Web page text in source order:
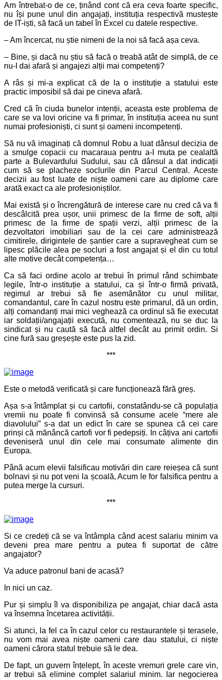
Am întrebat-o de ce, ținând cont că era ceva foarte specific,
nu își pune unul din angajați, instituția respectivă mustește
de IT-iști, să facă un tabel în Excel cu datele respective.
– Am încercat, nu știe nimeni de la noi să facă așa ceva.
– Bine, și dacă nu știu să facă o treabă atât de simplă, de ce
nu-I dai afară și angajezi alții mai competenți?
A râs și mi-a explicat că de la o instituție a statului este
practic imposibil să dai pe cineva afară.
Cred că în ciuda bunelor intenții, aceasta este problema de
care se va lovi oricine va fi primar, în instituția aceea nu sunt
numai profesioniști, ci sunt și oameni incompetenți.
Să nu vă imaginați că domnul Robu a luat dânsul decizia de
a smulge copacii cu macaraua pentru a-I muta pe cealaltă
parte a Bulevardului Sudului, sau că dânsul a dat indicații
cum să se placheze soclurile din Parcul Central. Aceste
decizii au fost luate de niște oameni care au diplome care
arată exact ca ale profesioniștilor.
Mai există și o încrengătură de interese care nu cred că va fi
descâlcită prea ușor, unii primesc de la firme de soft, alții
primesc de la firme de spații verzi, alții primesc de la
dezvoltatori imobiliari sau de la cei care administrează
cimitirele, dirigintele de șantier care a supravegheat cum se
lipesc plăcile alea pe socluri a fost angajat și el din cu totul
alte motive decât competența…
Ca să faci ordine acolo ar trebui în primul rând schimbate
legile, într-o instituție a statului, ca și într-o firmă privată,
regimul ar trebui să fie asemănător cu unul militar,
comandantul, care în cazul nostru este primarul, dă un ordin,
alți comandanți mai mici veghează ca ordinul să fie executat
iar soldații/angajații execută, nu comentează, nu se duc la
sindicat și nu caută să facă altfel decât au primit ordin. Si
cine fură sau greșește este pus la zid.
***
Este o metodă verificată și care funcționează fără greș.
Așa s-a întâmplat și cu cartofii, constatându-se că populația
vremii nu poate fi convinsă să consume acele “mere ale
diavolului” s-a dat un edict în care se spunea că cei care
prinși că mănâncă cartofi vor fi pedepsiți. In câțiva ani cartofii
deveniseră unul din cele mai consumate alimente din
Europa.
Până acum elevii falsificau motivări din care reieșea că sunt
bolnavi și nu pot veni la școală, Acum le for falsifica pentru a
putea merge la cursuri.
***
Si ce credeți că se va întâmpla când acest salariu minim va
deveni prea mare pentru a putea fi suportat de către
angajator?
Va aduce patronul bani de acasă?
In nici un caz.
Pur și simplu îl va disponibiliza pe angajat, chiar dacă asta
va însemna încetarea activității.
Si atunci, la fel ca în cazul celor cu restaurantele și terasele,
nu vom mai avea niște oameni care dau statului, ci niște
oameni cărora statul trebuie să le dea.
De fapt, un guvern înțelept, în aceste vremuri grele care vin,
ar trebui să elimine complet salariul minim. Iar negocierea